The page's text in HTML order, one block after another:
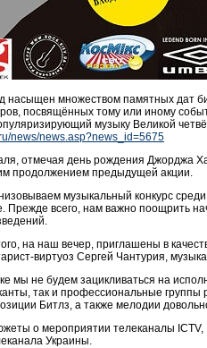
множеством памятных дат
посвящённых тому или иному
музыку Великой
news/news.asp?news_id=5675
отмечая день рождения Джорджа
продолжением предыдущей акции.
музыкальный конкурс
Прежде всего, нам важно поощрить
на наш вечер, приглашены в
виртуоз Сергей Чантурия,
мы не будем зацикливаться на
так и профессиональные группы
Битлз, а также мелодии
о мероприятии телеканалы
Украины.